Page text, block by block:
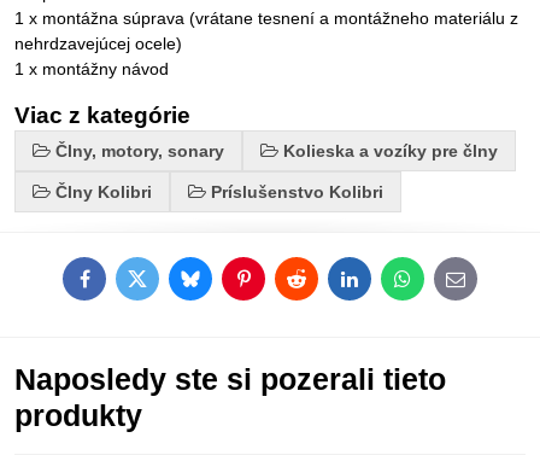
1 x montážna súprava (vrátane tesnení a montážneho materiálu z
nehrdzavejúcej ocele)
1 x montážny návod
Viac z kategórie
Člny, motory, sonary Kolieska a vozíky pre člny
Člny Kolibri Príslušenstvo Kolibri
FacebookTwitterBlueskyPinterestRedditLinkedInWhatsApp
E-
mail
Naposledy ste si pozerali tieto
produkty